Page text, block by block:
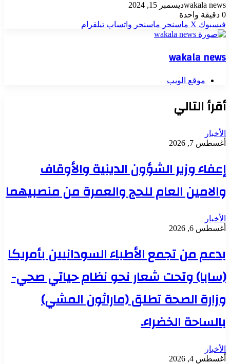
wakala newsديسمبر 15, 2024
0 دقيقة واحدة
فيسبوك ‫X ماسنجر ماسنجر واتساب تيلقرام
wakala news
موقع الويب
أقرأ التالي
الأخبار
أغسطس 7, 2026
إعفاء وزير الشؤون الدينية والأوقاف
والامين العام للحج والعمرة من منصبيهما
الأخبار
أغسطس 6, 2026
بدعم من تجمع الأطباء السودانيين بأمريكا
(سابا) وتحت شعار نحو نظام حياتي صحي-
وزارة الصحة تطلق (ماراثون المشي)
بالساحة الخضراء.
الأخبار
أغسطس 4, 2026